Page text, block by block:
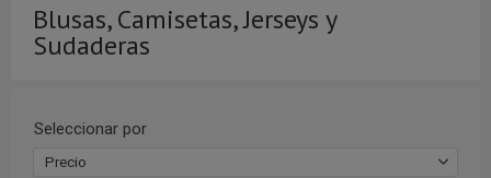
Blusas, Camisetas, Jerseys y
Sudaderas
Seleccionar por
Precio